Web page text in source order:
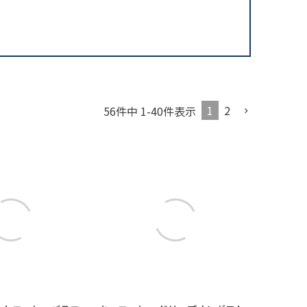
56件中 1-40件表示 1 2